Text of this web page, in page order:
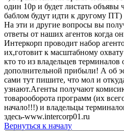
один 10р и будет листать объявы
баблом будут идти к другому ПТ)
На эти и другие вопросы вы
ответы от наших агентов когда
Интеркорп проводит набор
их,готовит к масштабному
кто то из владельцев терминалов
дополнительной прибыли! А об
сами тут пишите, что мол и
узнают.Агенты получают
товарооборота программ (их
начало!!!) и владельцы
здесь-www.intercorp01.ru
Вернуться к началу